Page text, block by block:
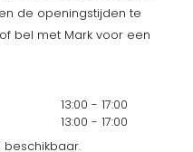
de openingstijden te
bel met Mark voor een
13:00 - 17:00
13:00 - 17:00